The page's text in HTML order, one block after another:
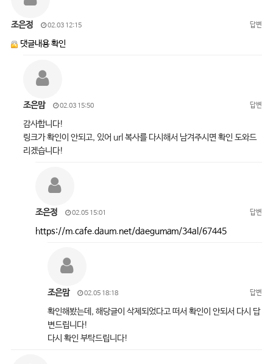
조은정 02.03 12:15 답변
댓글내용 확인
조은맘 02.03 15:50 답변
감사합니다!
링크가 확인이 안되고, 있어 url 복사를 다시해서 남겨주시면 확인 도와드
리겠습니다!
조은정 02.05 15:01 답변
https://m.cafe.daum.net/daegumam/34al/67445
조은맘 02.05 18:18 답변
확인해봤는데, 해당글이 삭제되었다고 떠서 확인이 안되서 다시 답
변드립니다!
다시 확인 부탁드립니다!